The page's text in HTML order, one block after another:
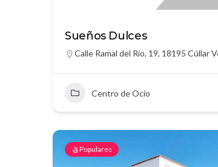
Sueños Dulces
Calle Ramal del Río, 19, 18195 Cúllar
Centro de Ocio
Populares